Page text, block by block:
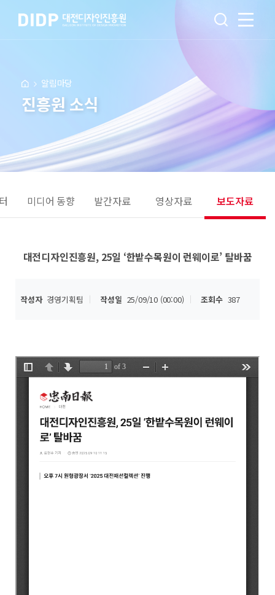
알림마당
진흥원 소식
미디어 동향 발간자료 영상자료 보도자료
대전디자인진흥원, 25일 ‘한밭수목원이 런웨이로’ 탈바꿈
작성자 경영기획팀 작성일 25/09/10 (00:00) 조회수 387